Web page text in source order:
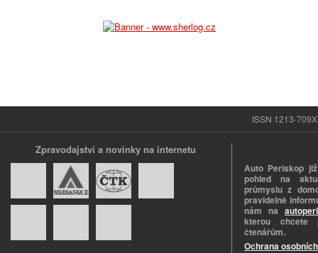
ISSN 1213-
Zpravodajství a novinky na internetu
Auto Periskop
pohled na
průmyslu z
pravidelně
nám na
kterou chcete
čtenářům.
Ochrana